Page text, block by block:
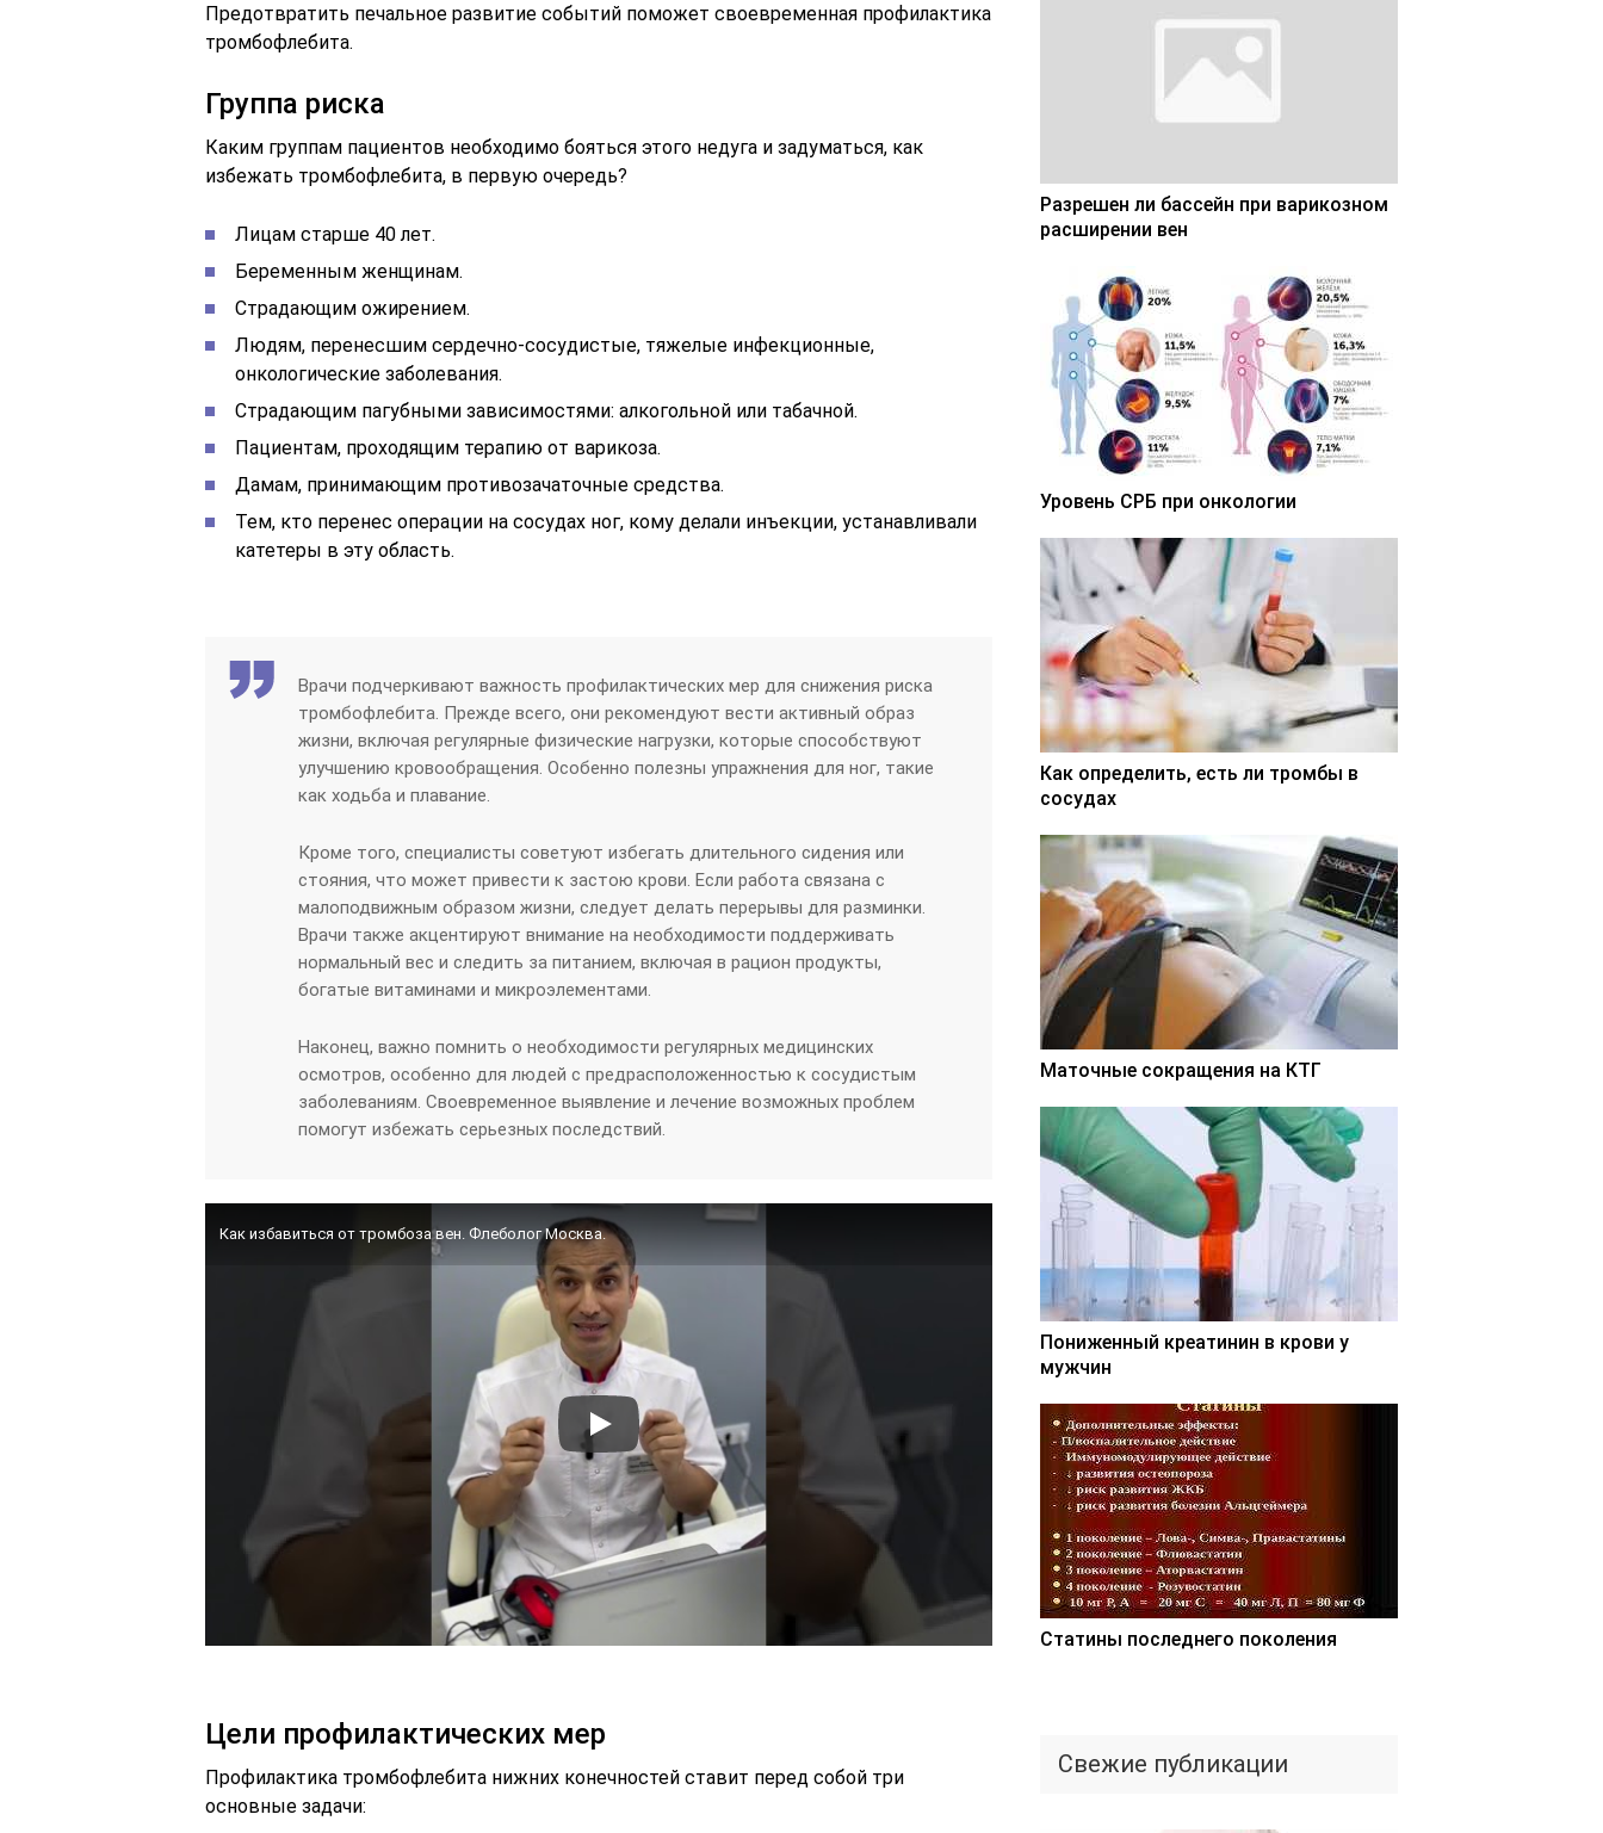
Предотвратить печальное развитие событий поможет своевременная профилактика
тромбофлебита.
Группа риска
Каким группам пациентов необходимо бояться этого недуга и задуматься, как
избежать тромбофлебита, в первую очередь?
Лицам старше 40 лет.
Беременным женщинам.
Страдающим ожирением.
Людям, перенесшим сердечно-сосудистые, тяжелые инфекционные,
онкологические заболевания.
Страдающим пагубными зависимостями: алкогольной или табачной.
Пациентам, проходящим терапию от варикоза.
Дамам, принимающим противозачаточные средства.
Тем, кто перенес операции на сосудах ног, кому делали инъекции, устанавливали
катетеры в эту область.
Врачи подчеркивают важность профилактических мер для снижения риска
тромбофлебита. Прежде всего, они рекомендуют вести активный образ
жизни, включая регулярные физические нагрузки, которые способствуют
улучшению кровообращения. Особенно полезны упражнения для ног, такие
как ходьба и плавание.
Кроме того, специалисты советуют избегать длительного сидения или
стояния, что может привести к застою крови. Если работа связана с
малоподвижным образом жизни, следует делать перерывы для разминки.
Врачи также акцентируют внимание на необходимости поддерживать
нормальный вес и следить за питанием, включая в рацион продукты,
богатые витаминами и микроэлементами.
Наконец, важно помнить о необходимости регулярных медицинских
осмотров, особенно для людей с предрасположенностью к сосудистым
заболеваниям. Своевременное выявление и лечение возможных проблем
помогут избежать серьезных последствий.
Как избавиться от тромбоза вен. Флеболог Москва.
Цели профилактических мер
Профилактика тромбофлебита нижних конечностей ставит перед собой три
основные задачи:
Разрешен ли бассейн при варикозном
расширении вен
Уровень СРБ при онкологии
Как определить, есть ли тромбы в
сосудах
Маточные сокращения на КТГ
Пониженный креатинин в крови у
мужчин
Статины последнего поколения
Свежие публикации